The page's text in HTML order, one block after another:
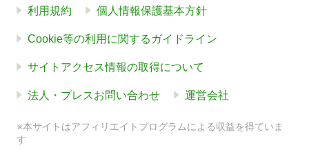
利用規約 個人情報保護基本方針
Cookie等の利用に関するガイドライン
サイトアクセス情報の取得について
法人・プレスお問い合わせ 運営会社
※本サイトはアフィリエイトプログラムによる収益を得ていま
す